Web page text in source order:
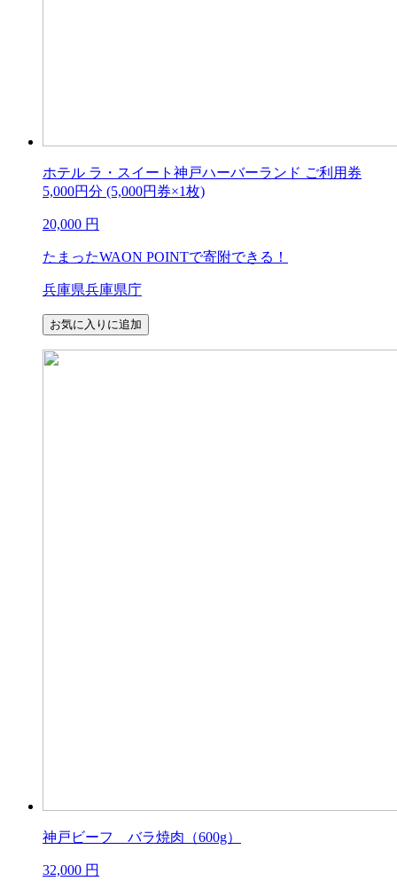
ホテル ラ・スイート神戸ハーバーランド ご利用券
5,000円分 (5,000円券×1枚)
20,000 円
たまったWAON POINTで寄附できる！
兵庫県兵庫県庁
お気に入りに追加
神戸ビーフ バラ焼肉（600g）
32,000 円